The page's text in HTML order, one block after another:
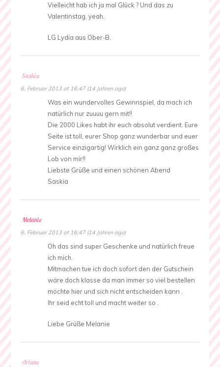
Vielleicht hab ich ja mal Glück ? Und das zu
Valentinstag, yeah.
LG Lydia aus Ober-B.
Saskia
6. Februar 2013 at 16:47 (14 Jahren ago)
Was ein wundervolles Gewinnspiel, da mach ich
natürlich nur zuuuu gern mit!!
Die 2000 Likes habt ihr euch absolut verdient. Eure
Seite ist toll, eurer Shop ganz wunderbar und euer
Service einzigartig! Wirklich ein ganz ganz großes
Lob von mir!!
Liebste Grüße und einen schönen Abend
Saskia
Melanie
6. Februar 2013 at 16:47 (14 Jahren ago)
Oh das sind super Geschenke und natürlich freue
ich mich.
Mitmachen tue ich doch sofort den der Gutschein
wäre doch klasse da man immer so viel bestellen
möchte hier und sich nicht entscheiden kann .
Ihr seid echt toll und macht weiter so .
Liebe Grüße Melanie
Ariane